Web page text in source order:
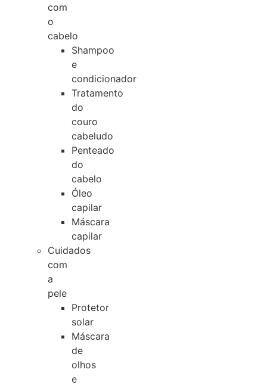
com
o
cabelo
Shampoo
e
condicionador
Tratamento
do
couro
cabeludo
Penteado
do
cabelo
Óleo
capilar
Máscara
capilar
Cuidados
com
a
pele
Protetor
solar
Máscara
de
olhos
e